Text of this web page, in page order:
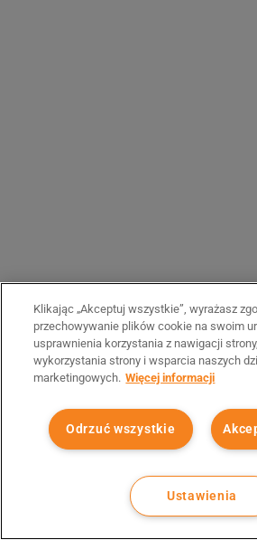
Klikając „Akceptuj wszystkie”, wyrażasz
przechowywanie plików cookie na swoim
usprawnienia korzystania z nawigacji
wykorzystania strony i wsparcia naszych
marketingowych. Więcej informacji
Odrzuć wszystkie
Ustawienia